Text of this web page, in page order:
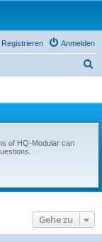
Anmelden
Registrieren
of HQ-Modular can
Gehe zu